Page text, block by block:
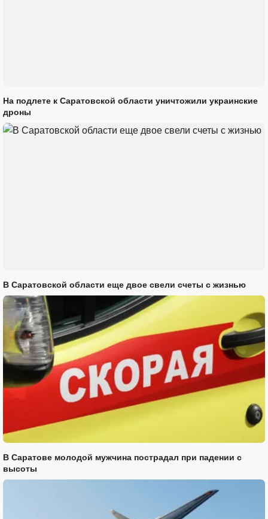
На подлете к Саратовской области уничтожили украинские
дроны
В Саратовской области еще двое свели счеты с жизнью
В Саратове молодой мужчина пострадал при падении с
высоты